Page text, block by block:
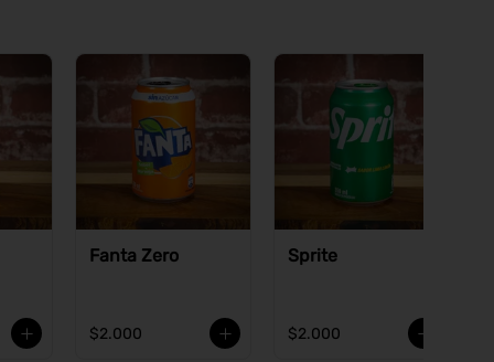
Fanta Zero
$2.000
Sprite
$2.000